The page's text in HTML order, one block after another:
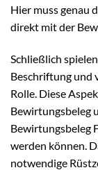
Hier muss genau
direkt mit der
Schließlich
Beschriftung und
Rolle. Diese
Bewirtungsbeleg
Bewirtungsbeleg
werden können.
notwendige